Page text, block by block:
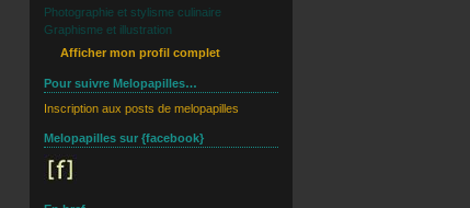
Photographie et stylisme culinaire
Graphisme et illustration
Afficher mon profil complet
Pour suivre Melopapilles…
Inscription aux posts de melopapilles
Melopapilles sur {facebook}